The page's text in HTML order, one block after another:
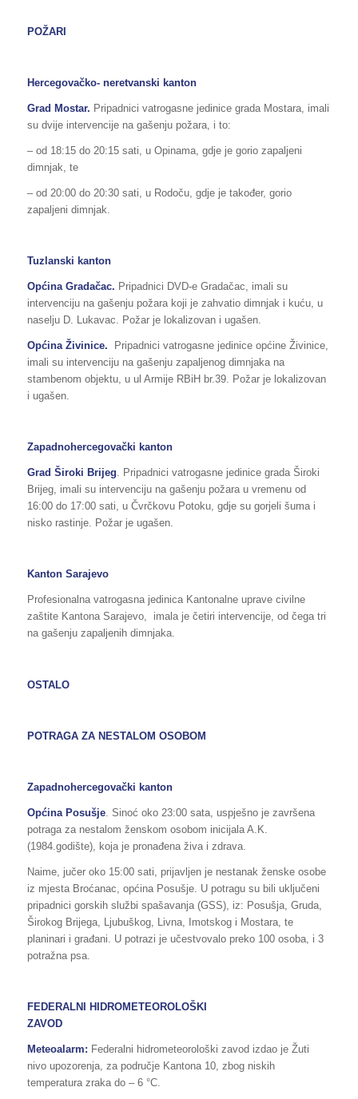
POŽARI
Hercegovačko- neretvanski kanton
Grad Mostar. Pripadnici vatrogasne jedinice grada Mostara, imali
su dvije intervencije na gašenju požara, i to:
– od 18:15 do 20:15 sati, u Opinama, gdje je gorio zapaljeni
dimnjak, te
– od 20:00 do 20:30 sati, u Rodoču, gdje je također, gorio
zapaljeni dimnjak.
Tuzlanski kanton
Općina Gradačac. Pripadnici DVD-e Gradačac, imali su
intervenciju na gašenju požara koji je zahvatio dimnjak i kuću, u
naselju D. Lukavac. Požar je lokalizovan i ugašen.
Općina Živinice.
Pripadnici vatrogasne jedinice općine Živinice,
imali su intervenciju na gašenju zapaljenog dimnjaka na
stambenom objektu, u ul Armije RBiH br.39. Požar je lokalizovan
i ugašen.
Zapadnohercegovački kanton
Grad Široki Brijeg. Pripadnici vatrogasne jedinice grada Široki
Brijeg, imali su intervenciju na gašenju požara u vremenu od
16:00 do 17:00 sati, u Čvrčkovu Potoku, gdje su gorjeli šuma i
nisko rastinje. Požar je ugašen.
Kanton Sarajevo
Profesionalna vatrogasna jedinica Kantonalne uprave civilne
zaštite Kantona Sarajevo, imala je četiri intervencije, od čega tri
na gašenju zapaljenih dimnjaka.
OSTALO
POTRAGA ZA NESTALOM OSOBOM
Zapadnohercegovački kanton
Općina Posušje. Sinoć oko 23:00 sata, uspješno je završena
potraga za nestalom ženskom osobom inicijala A.K.
(1984.godište), koja je pronađena živa i zdrava.
Naime, jučer oko 15:00 sati, prijavljen je nestanak ženske osobe
iz mjesta Broćanac, općina Posušje. U potragu su bili uključeni
pripadnici gorskih službi spašavanja (GSS), iz: Posušja, Gruda,
Širokog Brijega, Ljubuškog, Livna, Imotskog i Mostara, te
planinari i građani. U potrazi je učestvovalo preko 100 osoba, i 3
potražna psa.
FEDERALNI HIDROMETEOROLOŠKI
ZAVOD
Meteoalarm: Federalni hidrometeorološki zavod izdao je Žuti
nivo upozorenja, za područje Kantona 10, zbog niskih
temperatura zraka do – 6 °C.